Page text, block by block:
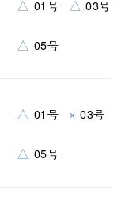
△ 01号 △ 03号
△ 05号
△ 01号 × 03号
△ 05号